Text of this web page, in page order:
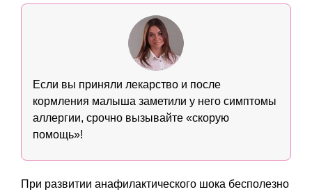
Если вы приняли лекарство и после
кормления малыша заметили у него симптомы
аллергии, срочно вызывайте «скорую
помощь»!
При развитии анафилактического шока бесполезно